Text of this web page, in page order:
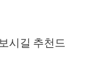
시길 추천드